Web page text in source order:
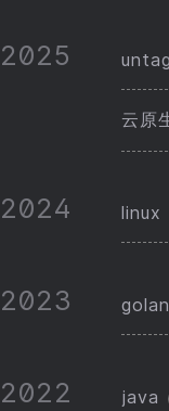
2025
云原
2024 linux
2023
2022 java